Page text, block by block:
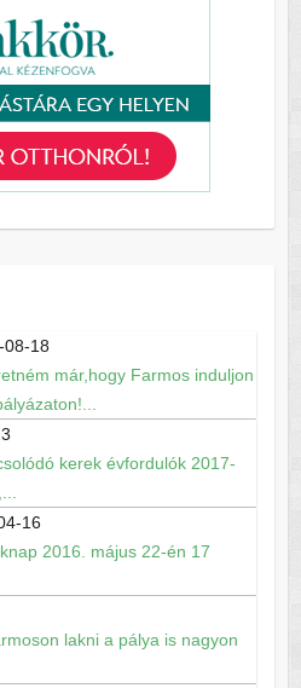
08-18
már,hogy Farmos induljon
kerek évfordulók 2017-
16
2016. május 22-én 17
lakni a pálya is nagyon